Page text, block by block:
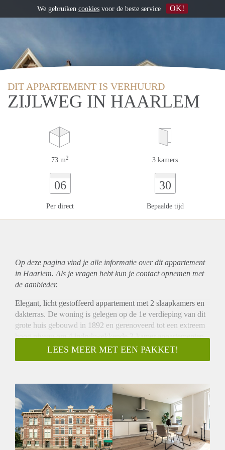
DIT APPARTEMENT IS VERHUURD
ZIJLWEG IN HAARLEM
73 m2 3 kamers
06
Per direct
30
Bepaalde tijd
Op deze pagina vind je alle informatie over ditappartement
in Haarlem. Als je vragen hebt kun je contact opnemen met
de aanbieder.
Elegant, licht gestoffeerd appartement met 2 slaapkamers en
dakterras. De woning is gelegen op de 1e verdieping van dit
grote huis gebouwd in 1892 en gerenoveerd tot een extreem
hoog niveau om 4 indrukwekkende 3-kamer appartementen
te creëren, alle met een ‘A’ energielabel. Tijdens de renovatie
is ervoor gezorgd om de traditionele kenmerken zoveel
De woning ligt op steenworp afstand van het bruisende
centrum van Haarlem met haar bekroonde winkels en
restaurants.
Begane grond: Opvallende entree en gemeenschappelijke
hal, hal met meterkasten en trap naar
LEES MEER MET EEN PAKKET!
We gebruiken cookies voor de beste service OK!